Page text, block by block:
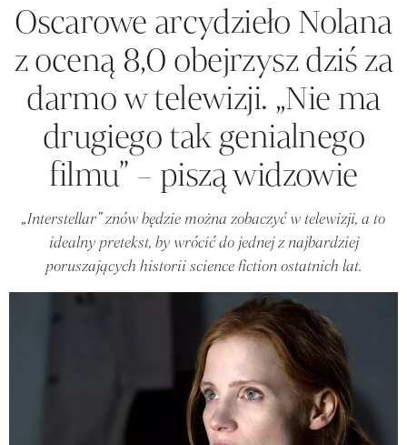
Oscarowe arcydzieło Nolana
z oceną 8,0 obejrzysz dziś za
darmo w telewizji. „Nie ma
drugiego tak genialnego
filmu” – piszą widzowie
„Interstellar” znów będzie można zobaczyć w telewizji, a to
idealny pretekst, by wrócić do jednej z najbardziej
poruszających historii science fiction ostatnich lat.